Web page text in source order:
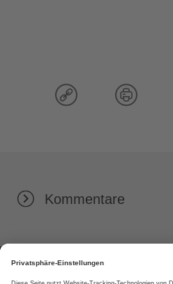
Kommentare